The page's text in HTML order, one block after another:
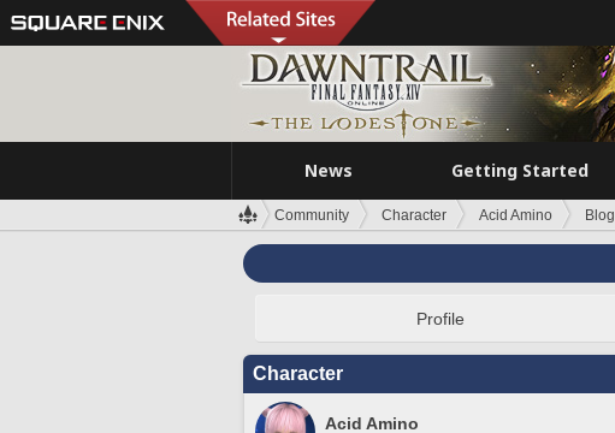
News Getting Started
Community Character Acid Amino Blog
Profile
Character
Acid Amino